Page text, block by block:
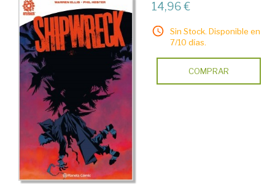
14,96 €
Sin Stock. Disponible en
7/10 días.
COMPRAR